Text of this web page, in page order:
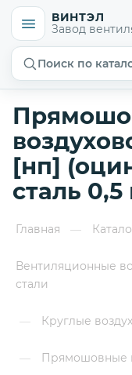
ВИНТЭЛ
Завод
Поиск по
[нп]
сталь
Главная —
Вентиляционные
стали
— Круглые
— Прямошовные